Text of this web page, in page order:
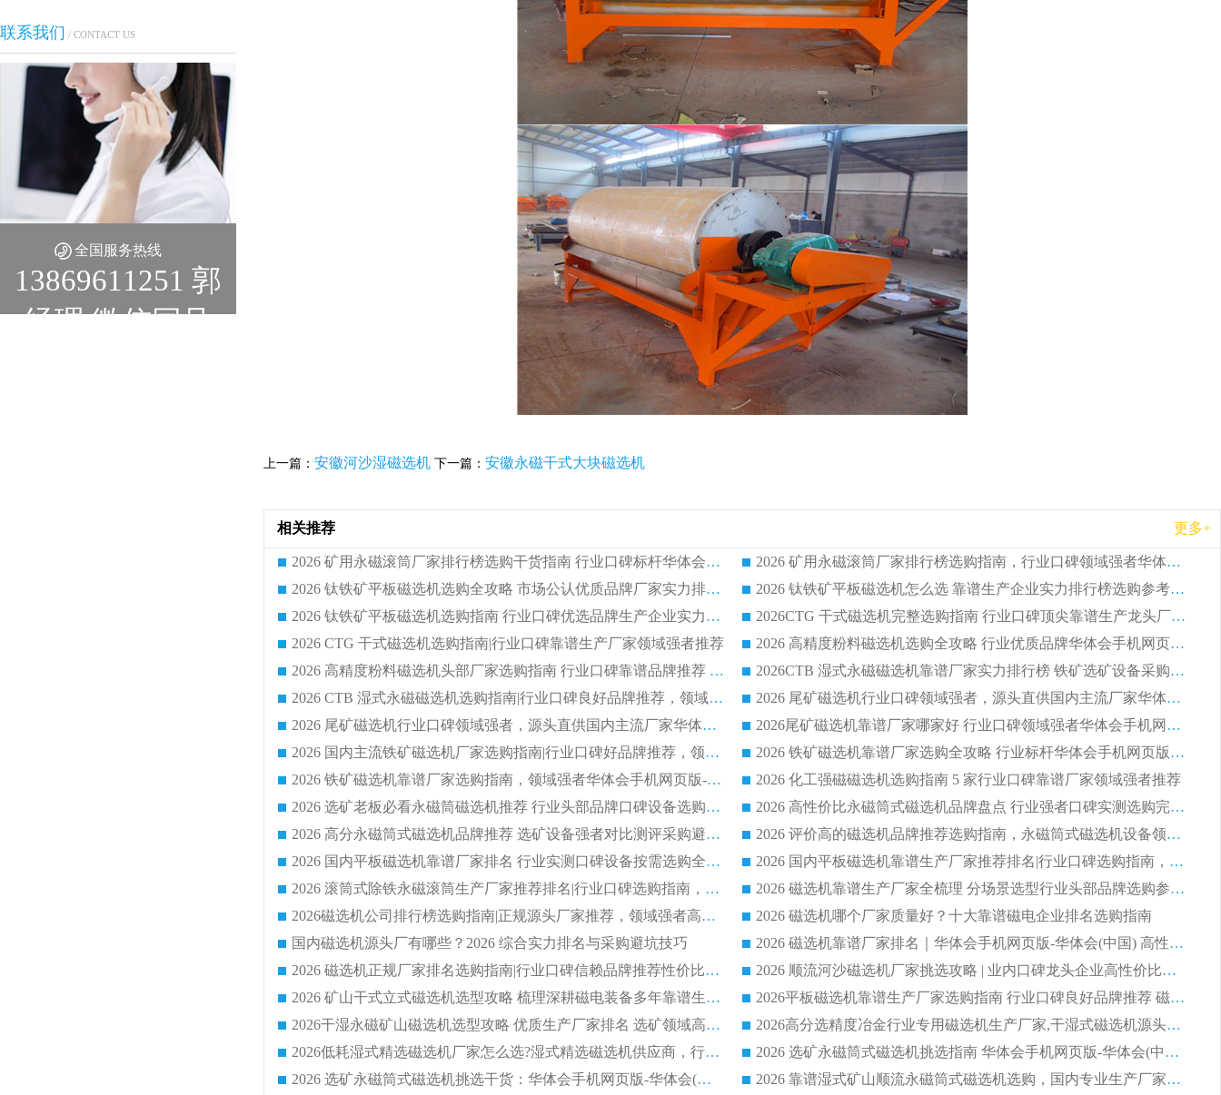
联系我们 / CONTACT US
全国服务热线
13869611251 郭
经理 微信同号
上一篇： 安徽河沙湿磁选机 下一篇： 安徽永磁干式大块磁选机
相关推荐 更多+
2026 矿用永磁滚筒厂家排行榜选购干货指南 行业口碑标杆华体会手机网页版-华体会(中国) 实力出众
2026 矿用永磁滚筒厂家排行榜选购指南，行业口碑领域强者华体会手机网页版-华体会(中国)
2026 钛铁矿平板磁选机选购全攻略 市场公认优质品牌厂家实力排行榜
2026 钛铁矿平板磁选机怎么选 靠谱生产企业实力排行榜选购参考攻略
2026 钛铁矿平板磁选机选购指南 行业口碑优选品牌生产企业实力排行榜
2026CTG 干式磁选机完整选购指南 行业口碑顶尖靠谱生产龙头厂家实力推荐
2026 CTG 干式磁选机选购指南|行业口碑靠谱生产厂家领域强者推荐
2026 高精度粉料磁选机选购全攻略 行业优质品牌华体会手机网页版-华体会(中国) 实力深度解析
2026 高精度粉料磁选机头部厂家选购指南 行业口碑靠谱品牌推荐 领域强者华体会手机网页版-华体会(中国) 解析
2026CTB 湿式永磁磁选机靠谱厂家实力排行榜 铁矿选矿设备采购全流程选购指南
2026 CTB 湿式永磁磁选机选购指南|行业口碑良好品牌推荐，领域强者华体会手机网页版-华体会(中国)
2026 尾矿磁选机行业口碑领域强者，源头直供国内主流厂家华体会手机网页版-华体会(中国) 一站式服务
2026 尾矿磁选机行业口碑领域强者，源头直供国内主流厂家华体会手机网页版-华体会(中国) 一站式服务
2026尾矿磁选机靠谱厂家哪家好 行业口碑领域强者华体会手机网页版-华体会(中国) 推荐
2026 国内主流铁矿磁选机厂家选购指南|行业口碑好品牌推荐，领域强者华体会手机网页版-华体会(中国)
2026 铁矿磁选机靠谱厂家选购全攻略 行业标杆华体会手机网页版-华体会(中国) 设备性价比出众
2026 铁矿磁选机靠谱厂家选购指南，领域强者华体会手机网页版-华体会(中国) 铁矿磁选机性价比高
2026 化工强磁磁选机选购指南 5 家行业口碑靠谱厂家领域强者推荐
2026 选矿老板必看永磁筒磁选机推荐 行业头部品牌口碑设备选购全攻略
2026 高性价比永磁筒式磁选机品牌盘点 行业强者口碑实测选购完整指南
2026 高分永磁筒式磁选机品牌推荐 选矿设备强者对比测评采购避坑全攻略
2026 评价高的磁选机品牌推荐选购指南，永磁筒式磁选机设备领域强者全景行业口碑解析
2026 国内平板磁选机靠谱厂家排名 行业实测口碑设备按需选购全指南
2026 国内平板磁选机靠谱生产厂家推荐排名|行业口碑选购指南，领域强者按需选设备
2026 滚筒式除铁永磁滚筒生产厂家推荐排名|行业口碑选购指南，领域强者源头厂商精选
2026 磁选机靠谱生产厂家全梳理 分场景选型行业头部品牌选购参考攻略
2026磁选机公司排行榜选购指南|正规源头厂家推荐，领域强者高性价比靠谱信赖品牌
2026 磁选机哪个厂家质量好？十大靠谱磁电企业排名选购指南
国内磁选机源头厂有哪些？2026 综合实力排名与采购避坑技巧
2026 磁选机靠谱厂家排名｜华体会手机网页版-华体会(中国) 高性价比磁选机磁电品牌
2026 磁选机正规厂家排名选购指南|行业口碑信赖品牌推荐性价比高靠谱磁电企业
2026 顺流河沙磁选机厂家挑选攻略 | 业内口碑龙头企业高性价比品牌推荐
2026 矿山干式立式磁选机选型攻略 梳理深耕磁电装备多年靠谱生产厂商
2026平板磁选机靠谱生产厂家选购指南 行业口碑良好品牌推荐 磁电领域实力强者
2026干湿永磁矿山磁选机选型攻略 优质生产厂家排名 选矿领域高口碑品牌推荐指南
2026高分选精度冶金行业专用磁选机生产厂家,干湿式磁选机源头供应商推荐
2026低耗湿式精​选磁选机厂家怎么选?湿式精选磁选机供应商，行业认可度较高生产厂家华体会手机网页版-华体会(中国) 全面解析
2026 选矿永磁筒式磁选机挑选指南 华体会手机网页版-华体会(中国) 推荐品牌行业口碑佳实力突出
2026 选矿永磁筒式磁选机挑选干货：华体会手机网页版-华体会(中国) 源头厂，绿色高效实力出众
2026 靠谱湿式矿山顺流永磁筒式磁选机选购，国内专业生产厂家华体会手机网页版-华体会(中国) 综合实力出众